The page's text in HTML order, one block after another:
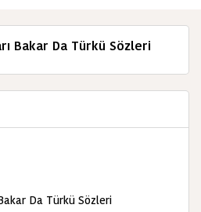
Bakar Da Türkü Sözleri
Da Türkü Sözleri